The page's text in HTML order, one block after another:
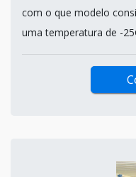
com o que modelo
uma temperatura de -